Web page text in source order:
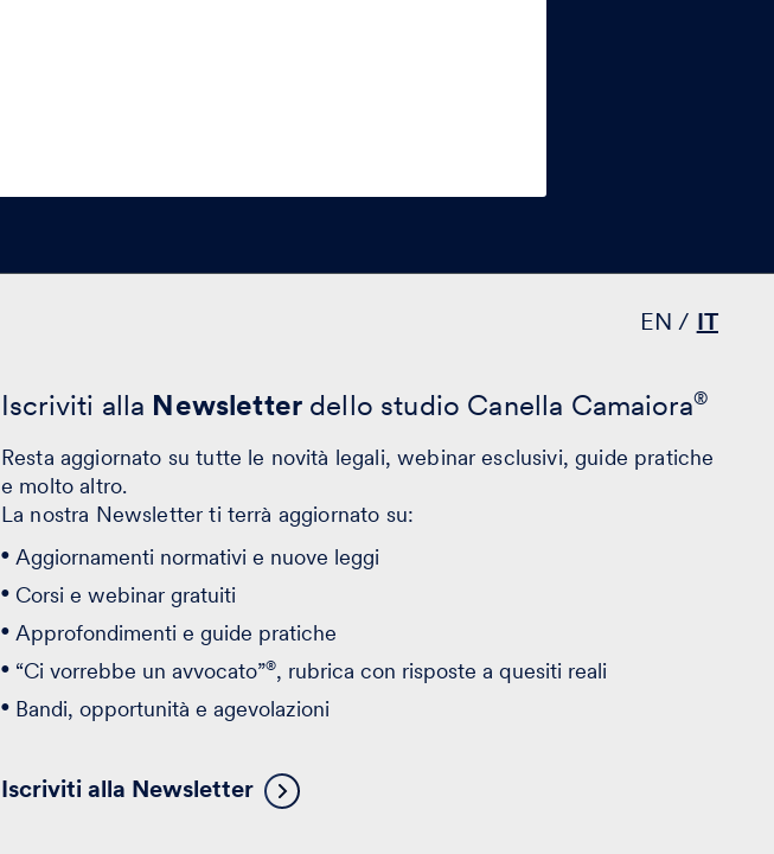
IT
EN
Iscriviti alla Newsletter dello studio Canella Camaiora®
Resta aggiornato su tutte le novità legali, webinar esclusivi, guide pratiche
e molto altro.
La nostra Newsletter ti terrà aggiornato su:
Aggiornamenti normativi e nuove leggi
Corsi e webinar gratuiti
Approfondimenti e guide pratiche
“Ci vorrebbe un avvocato”®, rubrica con risposte a quesiti reali
Bandi, opportunità e agevolazioni
Iscriviti alla Newsletter